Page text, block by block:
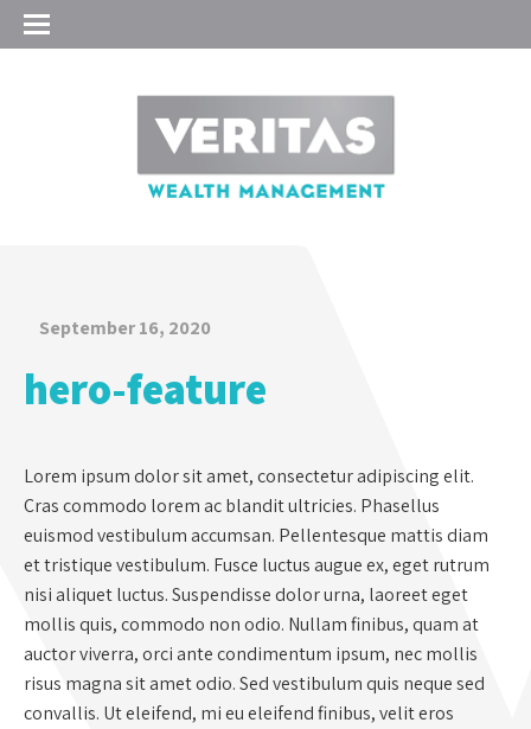
September 16, 2020
hero-feature
Lorem ipsum dolor sit amet, consectetur adipiscing elit.
Cras commodo lorem ac blandit ultricies. Phasellus
euismod vestibulum accumsan. Pellentesque mattis diam
et tristique vestibulum. Fusce luctus augue ex, eget rutrum
nisi aliquet luctus. Suspendisse dolor urna, laoreet eget
mollis quis, commodo non odio. Nullam finibus, quam at
auctor viverra, orci ante condimentum ipsum, nec mollis
risus magna sit amet odio. Sed vestibulum quis neque sed
convallis. Ut eleifend, mi eu eleifend finibus, velit eros